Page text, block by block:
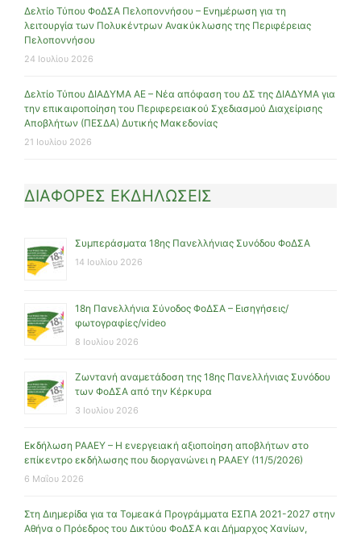
Δελτίο Τύπου ΦοΔΣΑ Πελοποννήσου – Ενημέρωση για τη
λειτουργία των Πολυκέντρων Ανακύκλωσης της Περιφέρειας
Πελοποννήσου
24 Ιουλίου 2026
Δελτίο Τύπου ΔΙΑΔΥΜΑ ΑΕ – Νέα απόφαση του ΔΣ της ΔΙΑΔΥΜΑ για
την επικαιροποίηση του Περιφερειακού Σχεδιασμού Διαχείρισης
Αποβλήτων (ΠΕΣΔΑ) Δυτικής Μακεδονίας
21 Ιουλίου 2026
ΔΙΑΦΟΡΕΣ ΕΚΔΗΛΩΣΕΙΣ
Συμπεράσματα 18ης Πανελλήνιας Συνόδου ΦοΔΣΑ
14 Ιουλίου 2026
18η Πανελλήνια Σύνοδος ΦοΔΣΑ – Εισηγήσεις/
φωτογραφίες/video
8 Ιουλίου 2026
Ζωντανή αναμετάδοση της 18ης Πανελλήνιας Συνόδου
των ΦοΔΣΑ από την Κέρκυρα
3 Ιουλίου 2026
Εκδήλωση ΡΑΑΕΥ – Η ενεργειακή αξιοποίηση αποβλήτων στο
επίκεντρο εκδήλωσης που διοργανώνει η ΡΑΑΕΥ (11/5/2026)
6 Μαΐου 2026
Στη Διημερίδα για τα Τομεακά Προγράμματα ΕΣΠΑ 2021-2027 στην
Αθήνα ο Πρόεδρος του Δικτύου ΦοΔΣΑ και Δήμαρχος Χανίων,